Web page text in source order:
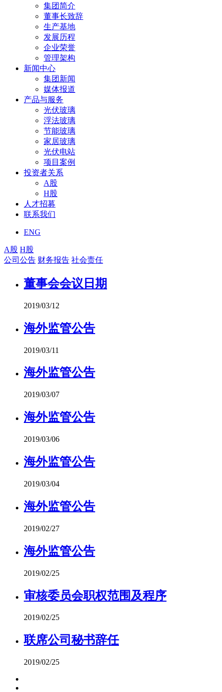
集团简介
董事长致辞
生产基地
发展历程
企业荣誉
管理架构
新闻中心
集团新闻
媒体报道
产品与服务
光伏玻璃
浮法玻璃
节能玻璃
家居玻璃
光伏电站
项目案例
投资者关系
A股
H股
人才招募
联系我们
ENG
A股 H股
公司公告 财务报告 社会责任
董事会会议日期
2019/03/12
海外监管公告
2019/03/11
海外监管公告
2019/03/07
海外监管公告
2019/03/06
海外监管公告
2019/03/04
海外监管公告
2019/02/27
海外监管公告
2019/02/25
审核委员会职权范围及程序
2019/02/25
联席公司秘书辞任
2019/02/25